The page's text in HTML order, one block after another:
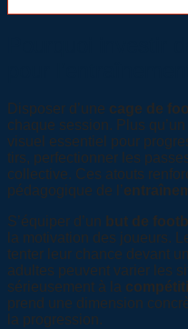
Disposer d’une cage de
chaque session. Plus
visuel essentiel pour
tirs, perfectionner les
collective. Ces atouts
pédagogique de l’
S’équiper d’un but de
la motivation des joueurs.
tenter leur chance devant
adultes peuvent varier les
sérieusement à la
prend une dimension
la progression.